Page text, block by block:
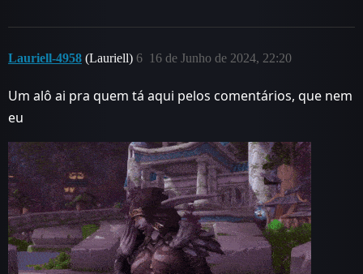
Lauriell-4958 (Lauriell) 16 de Junho de 2024, 22:20
6
Um alô ai pra quem tá aqui pelos comentários, que nem
eu